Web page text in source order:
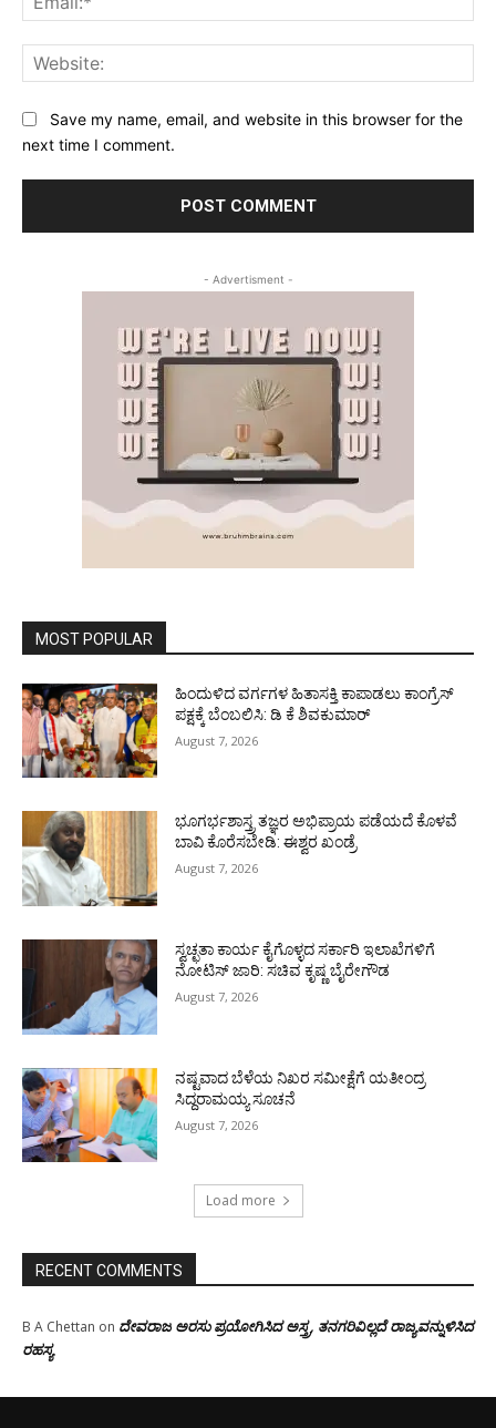
Save my name, email, and website in this browser for the
next time I comment.
- Advertisment -
MOST POPULAR
ಹಿಂದುಳಿದ ವರ್ಗಗಳ ಹಿತಾಸಕ್ತಿ ಕಾಪಾಡಲು ಕಾಂಗ್ರೆಸ್
ಪಕ್ಷಕ್ಕೆ ಬೆಂಬಲಿಸಿ: ಡಿ ಕೆ ಶಿವಕುಮಾರ್
August 7, 2026
ಭೂಗರ್ಭಶಾಸ್ತ್ರ ತಜ್ಞರ ಅಭಿಪ್ರಾಯ ಪಡೆಯದೆ ಕೊಳವೆ
ಬಾವಿ ಕೊರೆಸಬೇಡಿ: ಈಶ್ವರ ಖಂಡ್ರೆ
August 7, 2026
ಸ್ವಚ್ಛತಾ ಕಾರ್ಯ ಕೈಗೊಳ್ಳದ ಸರ್ಕಾರಿ ಇಲಾಖೆಗಳಿಗೆ
ನೋಟಿಸ್ ಜಾರಿ: ಸಚಿವ ಕೃಷ್ಣ ಬೈರೇಗೌಡ
August 7, 2026
ನಷ್ಟವಾದ ಬೆಳೆಯ ನಿಖರ ಸಮೀಕ್ಷೆಗೆ ಯತೀಂದ್ರ
ಸಿದ್ದರಾಮಯ್ಯ ಸೂಚನೆ
August 7, 2026
Load more
RECENT COMMENTS
B A Chettan on ದೇವರಾಜ ಅರಸು ಪ್ರಯೋಗಿಸಿದ ಅಸ್ತ್ರ, ತನಗರಿವಿಲ್ಲದೆ ರಾಜ್ಯವನ್ನುಳಿಸಿದ
ರಹಸ್ಯ